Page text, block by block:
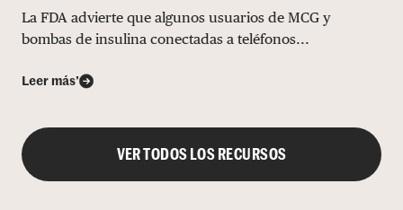
La FDA advierte que algunos usuarios de MCG y
bombas de insulina conectadas a teléfonos...
Leer más’
VER TODOS LOS RECURSOS